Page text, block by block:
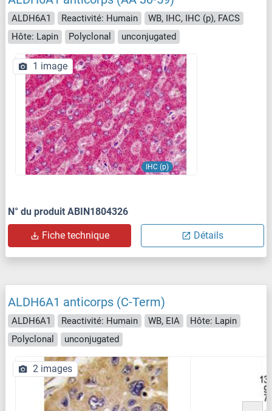
ALDH6A1 Reactivité: Humain
WB, IHC, IHC (p), FACS
Hôte: Lapin
Polyclonal unconjugated
IHC (p)
1 image
N° du produit ABIN1804326
Fiche technique Détails
ALDH6A1 anticorps (C-Term)
ALDH6A1 Reactivité: Humain WB, EIA
Hôte: Lapin
Polyclonal
unconjugated
2 images